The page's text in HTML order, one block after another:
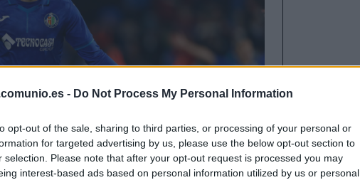
- Do Not Process My Personal Information
opt-out of the sale, sharing to third parties, or processing of your personal or
for targeted advertising by us, please use the below opt-out section to
selection. Please note that after your opt-out request is processed you may
interest-based ads based on personal information utilized by us or personal